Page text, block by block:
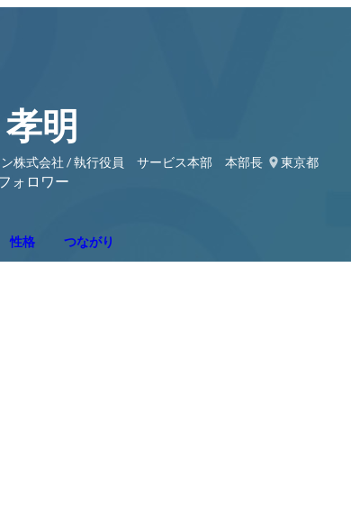
明
ン株式会社 / 執行役員 サービス本部 本部長
東京都
ォロワー
性格 つながり